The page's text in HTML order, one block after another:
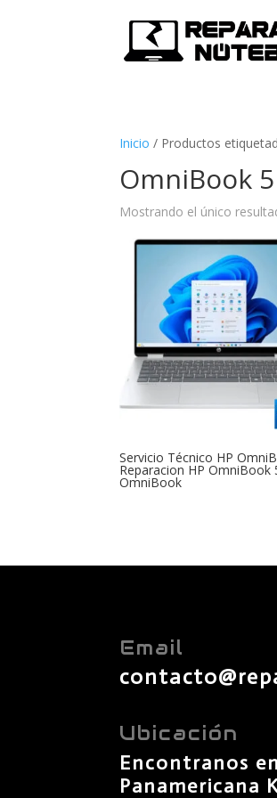
Inicio / Productos
OmniBook
Mostrando el único
Servicio Técnico HP
Reparacion HP OmniBook
OmniBook
Email
Ubicación
Encontranos
Panamericana